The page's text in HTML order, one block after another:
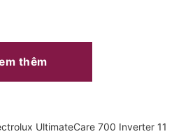
chất minh họa sản phẩm
thêm
UltimateCare 700 Inverter 11